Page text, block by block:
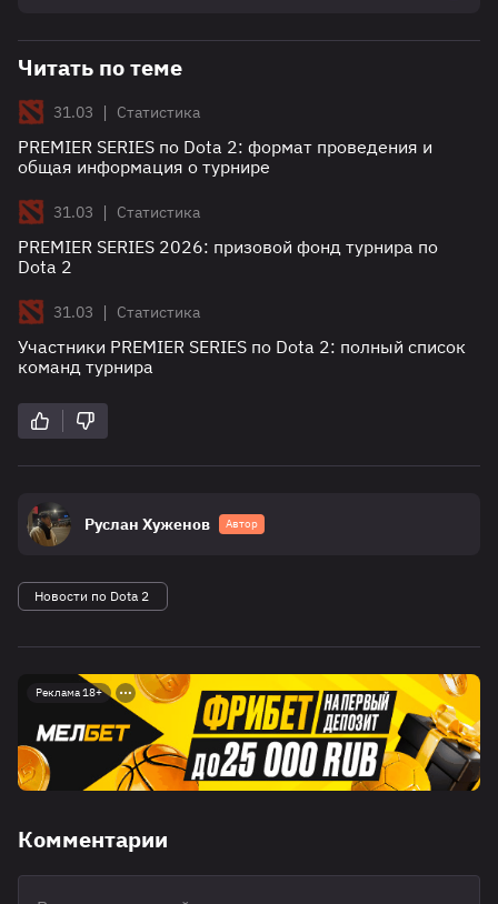
Читать по теме
31.03 | Статистика
PREMIER SERIES по Dota 2: формат проведения и
общая информация о турнире
31.03 | Статистика
PREMIER SERIES 2026: призовой фонд турнира по
Dota 2
31.03 | Статистика
Участники PREMIER SERIES по Dota 2: полный список
команд турнира
Руслан Хуженов Автор
Новости по Dota 2
Реклама 18+
Комментарии